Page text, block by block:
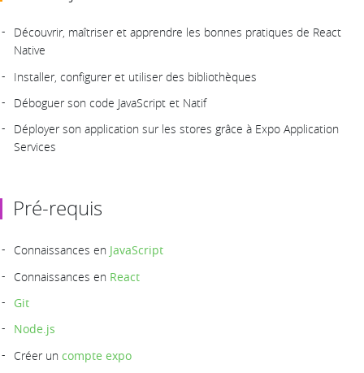
Découvrir, maîtriser et apprendre les bonnes pratiques de React
Native
Installer, configurer et utiliser des bibliothèques
Déboguer son code JavaScript et Natif
Déployer son application sur les stores grâce à Expo Application
Services
Pré-requis
Connaissances en JavaScript
Connaissances en React
Git
Node.js
Créer un compte expo